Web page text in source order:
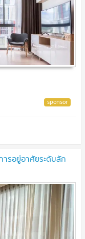
ารอยู่อาศัยระดับลัก